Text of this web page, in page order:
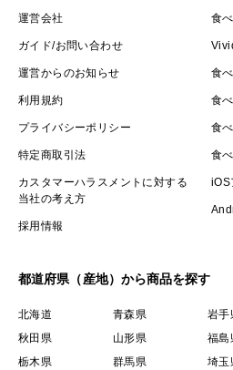
運営会社
ガイド/お問い合わせ
運営からのお知らせ
利用規約
プライバシーポリシー
特定商取引法
カスタマーハラスメントに対する
当社の考え方
採用情報
食
食
食
食
食
iOS
都道府県（産地）から商品を探す
北海道 青森県 岩手
秋田県
山形県 福島
栃木県
群馬県 埼玉